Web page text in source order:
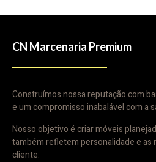
CN Marcenaria Premium
Construímos nossa reputação com
e um compromisso inabalável com a
Nosso objetivo é criar móveis
também refletem personalidade e as
cliente.